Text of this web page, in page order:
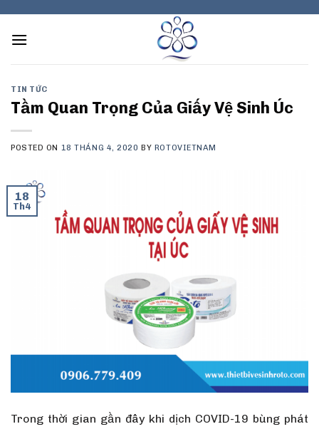
content
TIN TỨC
Tầm Quan Trọng Của Giấy Vệ Sinh Úc
POSTED ON 18 THÁNG 4, 2020 BY ROTOVIETNAM
18
Th4
Trong thời gian gần đây khi dịch COVID-19 bùng phát